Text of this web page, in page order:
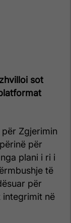
sot
Zgjerimin
për
plani i ri i
të
për
integrimit në